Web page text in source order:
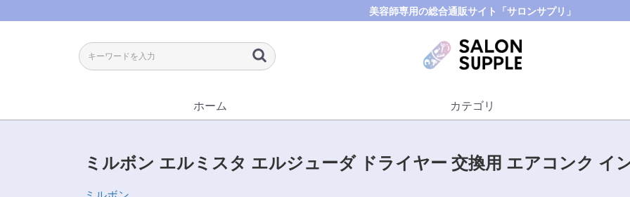
美容師専用の総合通販サイト「サロンサプリ」
ホーム カテゴリ
ミルボン エルミスタ エルジューダ ドライヤー 交換用 エアコンク イ